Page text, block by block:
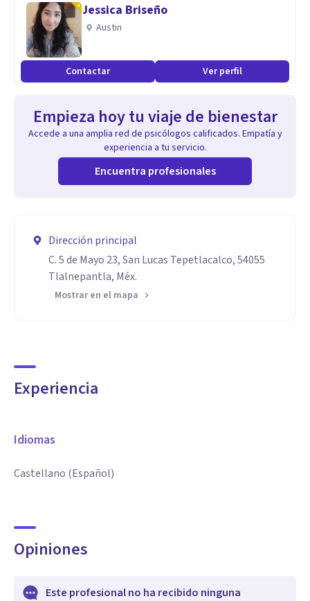
Jessica Briseño
Austin
Contactar Ver perfil
Empieza hoy tu viaje de bienestar
Accede a una amplia red de psicólogos calificados. Empatía y
experiencia a tu servicio.
Encuentra profesionales
Dirección principal
C. 5 de Mayo 23, San Lucas Tepetlacalco, 54055
Tlalnepantla, Méx.
Mostrar en el mapa
Experiencia
Idiomas
Castellano (Español)
Opiniones
Este profesional no ha recibido ninguna